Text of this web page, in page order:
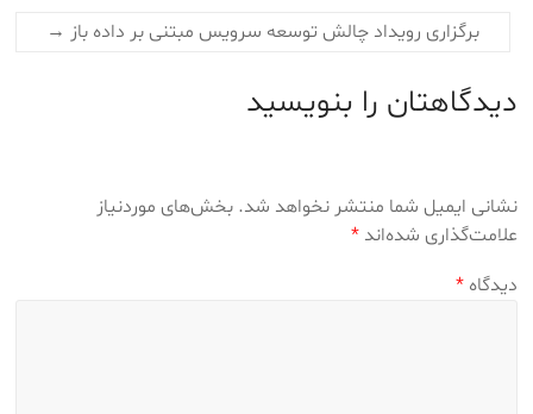
برگزاری رویداد چالش توسعه سرویس مبتنی بر داده باز →
دیدگاهتان را بنویسید
نشانی ایمیل شما منتشر نخواهد شد. بخش‌های موردنیاز
علامت‌گذاری شده‌اند*
دیدگاه*